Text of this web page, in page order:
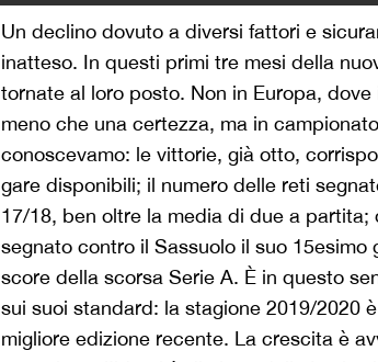
Un declino dovuto a diversi fattori e
inatteso. In questi primi tre mesi della
tornate al loro posto. Non in Europa,
meno che una certezza, ma in
conoscevamo: le vittorie, già otto,
gare disponibili; il numero delle reti
17/18, ben oltre la media di due a partita;
segnato contro il Sassuolo il suo 15esimo
score della scorsa Serie A. È in questo
sui suoi standard: la stagione 2019/2020
migliore edizione recente. La crescita è